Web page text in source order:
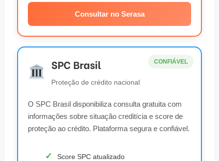
Consultar no Serasa
CONFIÁVEL
SPC Brasil
Proteção de crédito nacional
O SPC Brasil disponibiliza consulta gratuita com
informações sobre situação creditícia e score de
proteção ao crédito. Plataforma segura e confiável.
Score SPC atualizado